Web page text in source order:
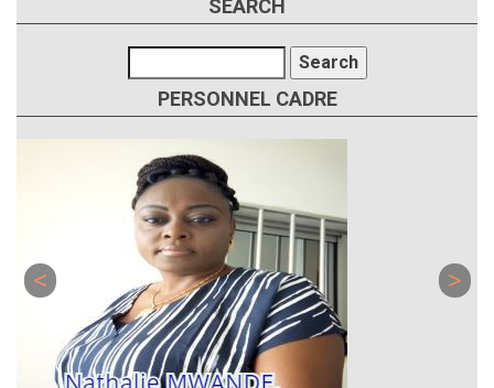
SEARCH
PERSONNEL CADRE